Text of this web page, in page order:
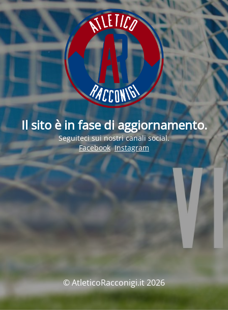
Il sito è in fase di aggiornamento.
Seguiteci sui nostri canali social.
Facebook Instagram
© AtleticoRacconigi.it 2026